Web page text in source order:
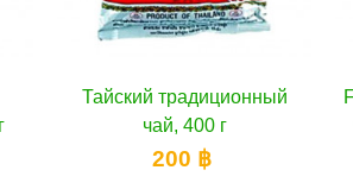
В корзину
Fitne Очищающий зеленый
чай для похудения 8 пак,
18,8 г